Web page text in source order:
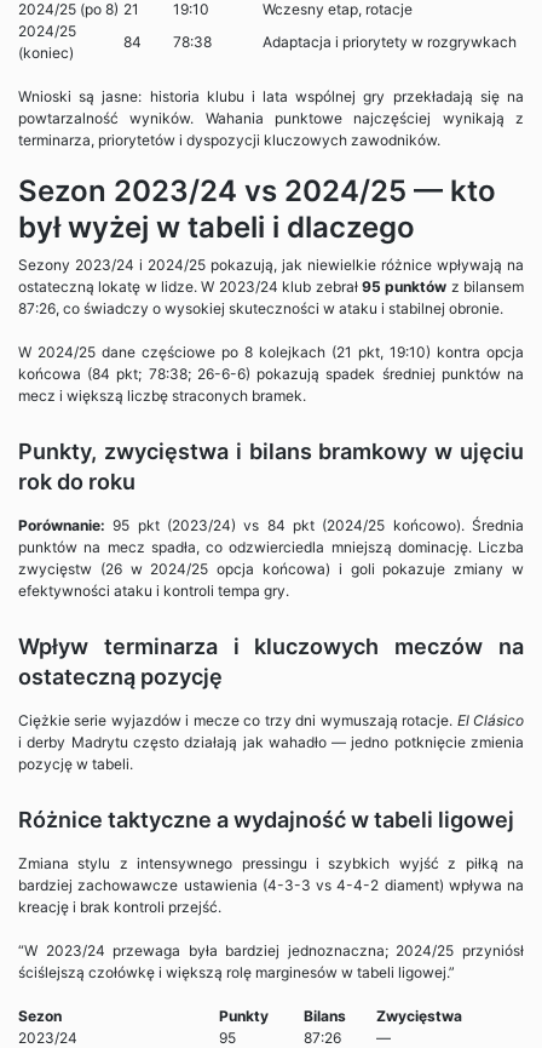
2024/25 (po 8) 21 19:10
Wczesny etap, rotacje
2024/25
(koniec)
84 78:38 Adaptacja i priorytety w rozgrywkach
Wnioski są jasne: historia klubu i lata wspólnej gry przekładają się na
powtarzalność wyników. Wahania punktowe najczęściej wynikają z
terminarza, priorytetów i dyspozycji kluczowych zawodników.
Sezon 2023/24 vs 2024/25 — kto
był wyżej w tabeli i dlaczego
Sezony 2023/24 i 2024/25 pokazują, jak niewielkie różnice wpływają na
ostateczną lokatę w lidze. W 2023/24 klub zebrał 95 punktów z bilansem
87:26, co świadczy o wysokiej skuteczności w ataku i stabilnej obronie.
W 2024/25 dane częściowe po 8 kolejkach (21 pkt, 19:10) kontra opcja
końcowa (84 pkt; 78:38; 26-6-6) pokazują spadek średniej punktów na
mecz i większą liczbę straconych bramek.
Punkty, zwycięstwa i bilans bramkowy w ujęciu
rok do roku
Porównanie: 95 pkt (2023/24) vs 84 pkt (2024/25 końcowo). Średnia
punktów na mecz spadła, co odzwierciedla mniejszą dominację. Liczba
zwycięstw (26 w 2024/25 opcja końcowa) i goli pokazuje zmiany w
efektywności ataku i kontroli tempa gry.
Wpływ terminarza i kluczowych meczów na
ostateczną pozycję
Ciężkie serie wyjazdów i mecze co trzy dni wymuszają rotacje. El Clásico
i derby Madrytu często działają jak wahadło — jedno potknięcie zmienia
pozycję w tabeli.
Różnice taktyczne a wydajność w tabeli ligowej
Zmiana stylu z intensywnego pressingu i szybkich wyjść z piłką na
bardziej zachowawcze ustawienia (4-3-3 vs 4-4-2 diament) wpływa na
kreację i brak kontroli przejść.
“W 2023/24 przewaga była bardziej jednoznaczna; 2024/25 przyniósł
ściślejszą czołówkę i większą rolę marginesów w tabeli ligowej.”
Sezon Punkty Bilans
Zwycięstwa
2023/24
95 87:26
—